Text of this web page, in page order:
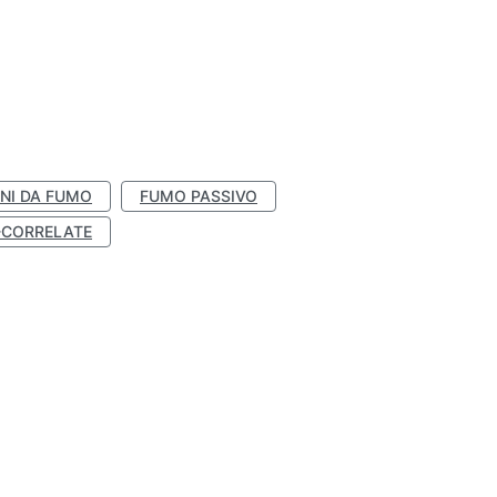
DA FUMO
FUMO PASSIVO